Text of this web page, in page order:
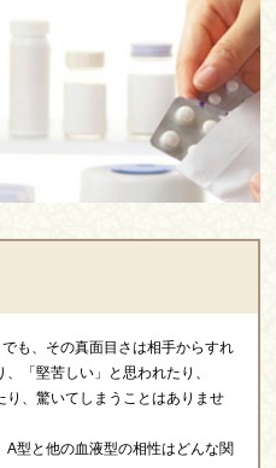
も、その真面目さは相手からすれ
「堅苦しい」と思われたり、
り、驚いてしまうことはありませ
A型と他の血液型の相性はどんな関